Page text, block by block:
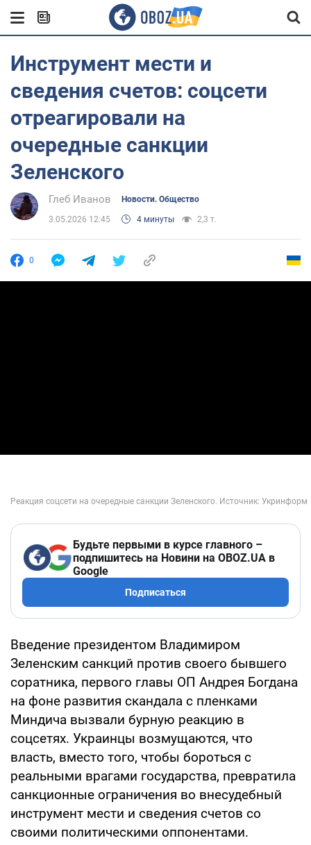
Инструмент мести и
сведения счетов: соцсети
отреагировали на
очередные санкции
Зеленского
Глеб Иванов Новости. Общество
3.05.2026 12:45 4 минуты 2,3 т.
0
Будьте первыми в курсе главного –
подпишитесь на Новини на OBOZ.UA в
Google
Подписаться
Введение президентом Владимиром
Зеленским санкций против своего бывшего
соратника, первого главы ОП Андрея Богдана
на фоне развития скандала с пленками
Миндича вызвали бурную реакцию в
соцсетях. Украинцы возмущаются, что
власть, вместо того, чтобы бороться с
реальными врагами государства, превратила
санкционные ограничения во внесудебный
инструмент мести и сведения счетов со
своими политическими оппонентами.